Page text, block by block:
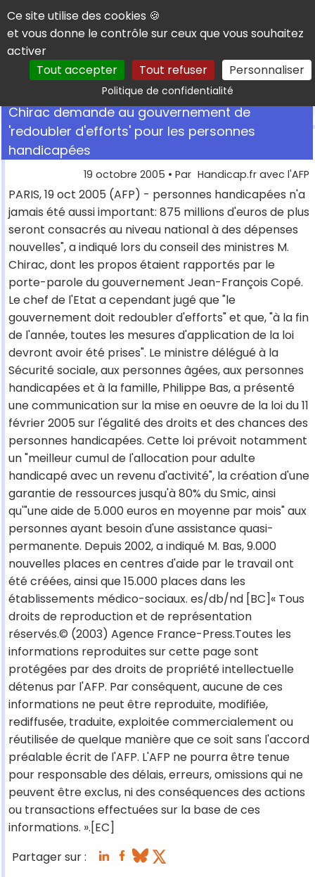
Panneau de gestion des cookies
Ce site utilise des cookies 🍪
et vous donne le contrôle sur ceux que vous souhaitez
activer
Tout accepter
Tout refuser Personnaliser
Politique de confidentialitéRechercher
Chirac demande au gouvernement de
'redoubler d'efforts' pour les personnes
handicapées
19 octobre 2005 • Par Handicap.fr avec l'AFP
PARIS, 19 oct 2005 (AFP) - personnes handicapées n'a
jamais été aussi important: 875 millions d'euros de plus
seront consacrés au niveau national à des dépenses
nouvelles", a indiqué lors du conseil des ministres M.
Chirac, dont les propos étaient rapportés par le
porte-parole du gouvernement Jean-François Copé.
Le chef de l'Etat a cependant jugé que "le
gouvernement doit redoubler d'efforts" et que, "à la fin
de l'année, toutes les mesures d'application de la loi
devront avoir été prises". Le ministre délégué à la
Sécurité sociale, aux personnes âgées, aux personnes
handicapées et à la famille, Philippe Bas, a présenté
une communication sur la mise en oeuvre de la loi du 11
février 2005 sur l'égalité des droits et des chances des
personnes handicapées. Cette loi prévoit notamment
un "meilleur cumul de l'allocation pour adulte
handicapé avec un revenu d'activité", la création d'une
garantie de ressources jusqu'à 80% du Smic, ainsi
qu'"une aide de 5.000 euros en moyenne par mois" aux
personnes ayant besoin d'une assistance quasi-
permanente. Depuis 2002, a indiqué M. Bas, 9.000
nouvelles places en centres d'aide par le travail ont
été créées, ainsi que 15.000 places dans les
établissements médico-sociaux. es/db/nd [BC]« Tous
droits de reproduction et de représentation
réservés.© (2003) Agence France-Press.Toutes les
informations reproduites sur cette page sont
protégées par des droits de propriété intellectuelle
détenus par l'AFP. Par conséquent, aucune de ces
informations ne peut être reproduite, modifiée,
rediffusée, traduite, exploitée commercialement ou
réutilisée de quelque manière que ce soit sans l'accord
préalable écrit de l'AFP. L'AFP ne pourra être tenue
pour responsable des délais, erreurs, omissions qui ne
peuvent être exclus, ni des conséquences des actions
ou transactions effectuées sur la base de ces
informations. ».[EC]
Partager sur :